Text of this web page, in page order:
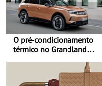
O pré-condicionamento
térmico no Grandland
Opel - Manter-se fresco
nos dias quentes de verão